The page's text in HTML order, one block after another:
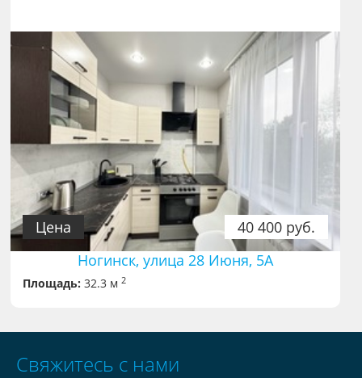
40 400 руб.
Цена
Ногинск, улица 28 Июня, 5А
Площадь: 32.3 м2
Свяжитесь с нами